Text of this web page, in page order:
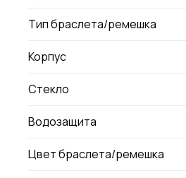
Тип браслета/ремешка
Корпус
Стекло
Водозащита
Цвет браслета/ремешка